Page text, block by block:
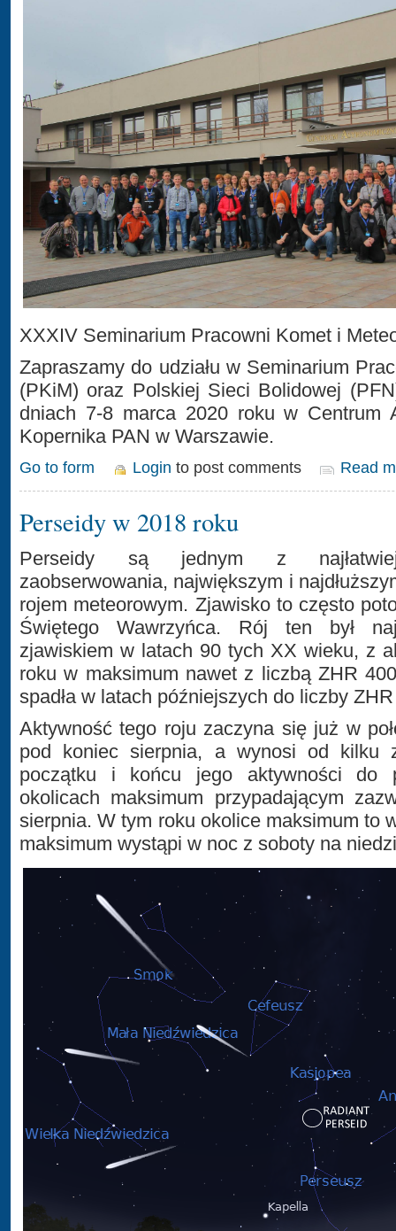
XXXIV Seminarium Pracowni Komet i
Zapraszamy do udziału w Seminarium
(PKiM) oraz Polskiej Sieci Bolidowej
dniach 7-8 marca 2020 roku w Centrum
Kopernika PAN w Warszawie.
Go to form Login to post comments Read
Perseidy w 2018 roku
Perseidy są jednym z
zaobserwowania, największym i
rojem meteorowym. Zjawisko to często
Świętego Wawrzyńca. Rój ten był
zjawiskiem w latach 90 tych XX wieku, z
roku w maksimum nawet z liczbą ZHR
spadła w latach późniejszych do liczby
Aktywność tego roju zaczyna się już w
pod koniec sierpnia, a wynosi od kilku
początku i końcu jego aktywności do
okolicach maksimum przypadającym
sierpnia. W tym roku okolice maksimum to
maksimum wystąpi w noc z soboty na